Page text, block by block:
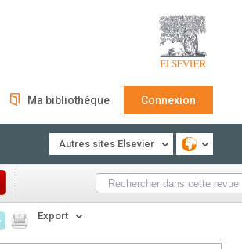
Ma bibliothèque Connexion
Autres sites Elsevier
Export